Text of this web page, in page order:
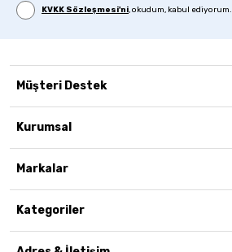
KVKK Sözleşmesi'ni, okudum, kabul ediyorum.
Müşteri Destek
Kurumsal
Markalar
Kategoriler